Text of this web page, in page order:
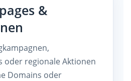
&
oder regionale Aktionen
Domains oder